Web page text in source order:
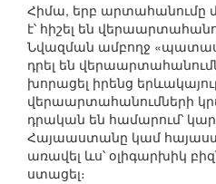
Հիմա, երբ արտահանումը
է՝ հիշել են
Նվազման ամբողջ
դրել են
խորացել իրենց
վերաարտահանումների
դրական են համարում՝
Հայաաստանը կամ
առավել ևս՝ օլիգարխիկ
ստացել։